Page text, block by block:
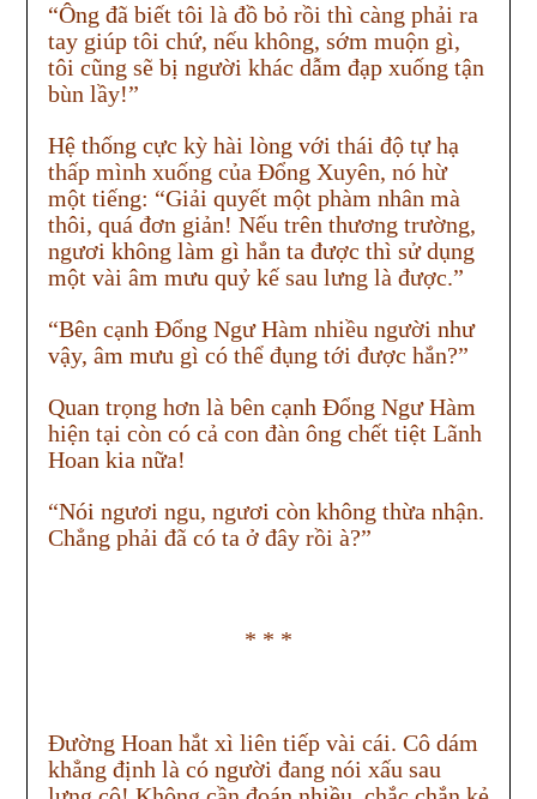
“Ông đã biết tôi là đồ bỏ rồi thì càng phải ra
tay giúp tôi chứ, nếu không, sớm muộn gì,
tôi cũng sẽ bị người khác dẫm đạp xuống tận
bùn lầy!”
Hệ thống cực kỳ hài lòng với thái độ tự hạ
thấp mình xuống của Đổng Xuyên, nó hừ
một tiếng: “Giải quyết một phàm nhân mà
thôi, quá đơn giản! Nếu trên thương trường,
ngươi không làm gì hắn ta được thì sử dụng
một vài âm mưu quỷ kế sau lưng là được.”
“Bên cạnh Đổng Ngư Hàm nhiều người như
vậy, âm mưu gì có thể đụng tới được hắn?”
Quan trọng hơn là bên cạnh Đổng Ngư Hàm
hiện tại còn có cả con đàn ông chết tiệt Lãnh
Hoan kia nữa!
“Nói ngươi ngu, ngươi còn không thừa nhận.
Chẳng phải đã có ta ở đây rồi à?”
* * *
Đường Hoan hắt xì liên tiếp vài cái. Cô dám
khẳng định là có người đang nói xấu sau